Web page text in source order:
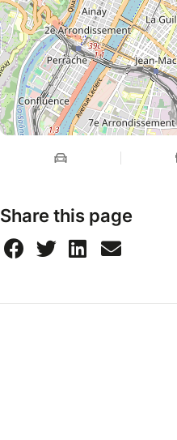
Share this page